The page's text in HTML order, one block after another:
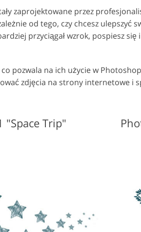
Modele odzieży
generowane przez
sztuczną inteligencję
Usługi
Nakładki Całe Kolekcje
zaprojektowane przez
od tego, czy chcesz ulepszyć
przyciągał wzrok, pospiesz
pozwala na ich użycie w
zdjęcia na strony internetowe i
"Space Trip"